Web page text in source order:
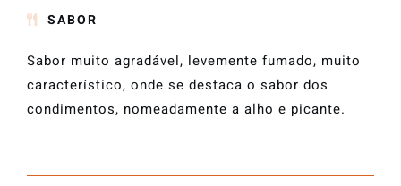
SABOR
Sabor muito agradável, levemente fumado, muito
característico, onde se destaca o sabor dos
condimentos, nomeadamente a alho e picante.